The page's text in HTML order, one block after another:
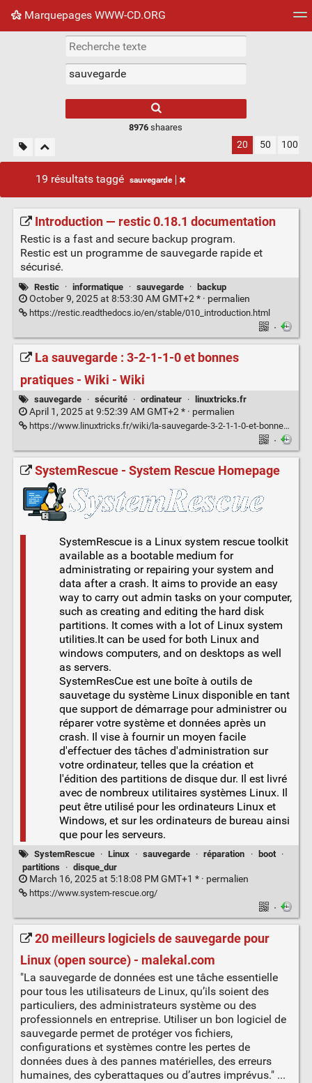
Marquepages WWW-CD.ORG
Nuage de tags Mur d'images
8976 shaares
20 50 100
19 résultats taggé sauvegarde
Introduction — restic 0.18.1 documentation
Restic is a fast and secure backup program.
Restic est un programme de sauvegarde rapide et
sécurisé.
Restic · informatique · sauvegarde · backup
October 9, 2025 at 8:53:30 AM GMT+2 * · permalien
https://restic.readthedocs.io/en/stable/010_introduction.html
·
La sauvegarde : 3-2-1-1-0 et bonnes
pratiques - Wiki - Wiki
sauvegarde · sécurité · ordinateur · linuxtricks.fr
April 1, 2025 at 9:52:39 AM GMT+2 * · permalien
https://www.linuxtricks.fr/wiki/la-sauvegarde-3-2-1-1-0-et-bonnes-pratiques
·
SystemRescue - System Rescue Homepage
SystemRescue is a Linux system rescue toolkit
available as a bootable medium for
administrating or repairing your system and
data after a crash. It aims to provide an easy
way to carry out admin tasks on your computer,
such as creating and editing the hard disk
partitions. It comes with a lot of Linux system
utilities.It can be used for both Linux and
windows computers, and on desktops as well
as servers.
SystemResCue est une boîte à outils de
sauvetage du système Linux disponible en tant
que support de démarrage pour administrer ou
réparer votre système et données après un
crash. Il vise à fournir un moyen facile
d'effectuer des tâches d'administration sur
votre ordinateur, telles que la création et
l'édition des partitions de disque dur. Il est livré
avec de nombreux utilitaires systèmes Linux. Il
peut être utilisé pour les ordinateurs Linux et
Windows, et sur les ordinateurs de bureau ainsi
que pour les serveurs.
SystemRescue · Linux · sauvegarde · réparation · boot
·
partitions
· disque_dur
March 16, 2025 at 5:18:08 PM GMT+1 * · permalien
https://www.system-rescue.org/
·
20 meilleurs logiciels de sauvegarde pour
Linux (open source) - malekal.com
"La sauvegarde de données est une tâche essentielle
pour tous les utilisateurs de Linux, qu’ils soient des
particuliers, des administrateurs système ou des
professionnels en entreprise. Utiliser un bon logiciel de
sauvegarde permet de protéger vos fichiers,
configurations et systèmes contre les pertes de
données dues à des pannes matérielles, des erreurs
humaines, des cyberattaques ou d’autres imprévus." ...